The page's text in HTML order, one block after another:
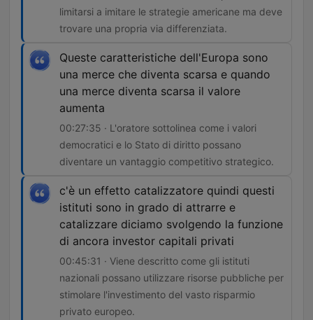
limitarsi a imitare le strategie americane ma deve
trovare una propria via differenziata.
Queste caratteristiche dell'Europa sono
una merce che diventa scarsa e quando
una merce diventa scarsa il valore
aumenta
00:27:35 · L'oratore sottolinea come i valori
democratici e lo Stato di diritto possano
diventare un vantaggio competitivo strategico.
c'è un effetto catalizzatore quindi questi
istituti sono in grado di attrarre e
catalizzare diciamo svolgendo la funzione
di ancora investor capitali privati
00:45:31 · Viene descritto come gli istituti
nazionali possano utilizzare risorse pubbliche per
stimolare l'investimento del vasto risparmio
privato europeo.